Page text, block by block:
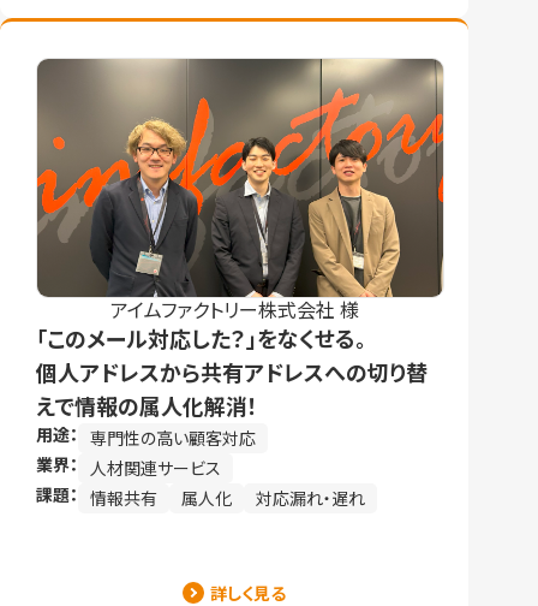
アイムファクトリー株式会社 様
「このメール対応した？」をなくせる。
個人アドレスから共有アドレスへの切り替
えで情報の属人化解消！
用途： 専門性の高い顧客対応
業界：
人材関連サービス
課題： 情報共有 属人化 対応漏れ・遅れ
詳しく見る